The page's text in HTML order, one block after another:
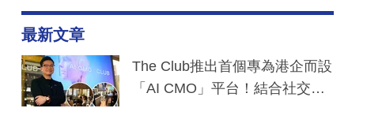
最新文章
The Club推出首個專為港企而設
「AI CMO」平台！結合社交聆